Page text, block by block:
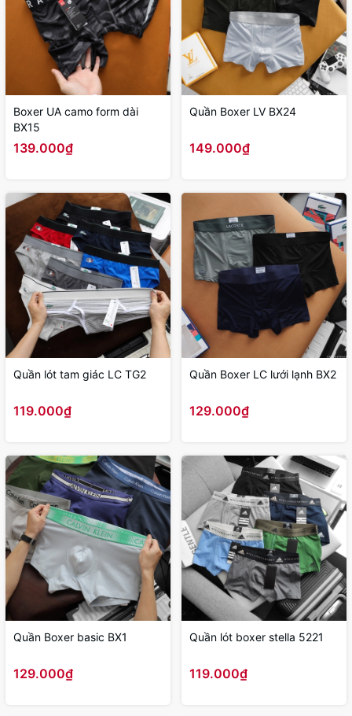
Boxer UA camo form dài
BX15
139.000₫
Quần Boxer LV BX24
149.000₫
Quần lót tam giác LC TG2
119.000₫
Quần Boxer LC lưới lạnh BX2
129.000₫
Quần Boxer basic BX1
129.000₫
Quần lót boxer stella 5221
119.000₫